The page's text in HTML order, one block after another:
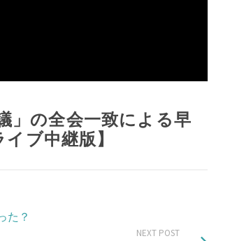
」の全会一致による早
ブ中継版】
た？
NEXT POST